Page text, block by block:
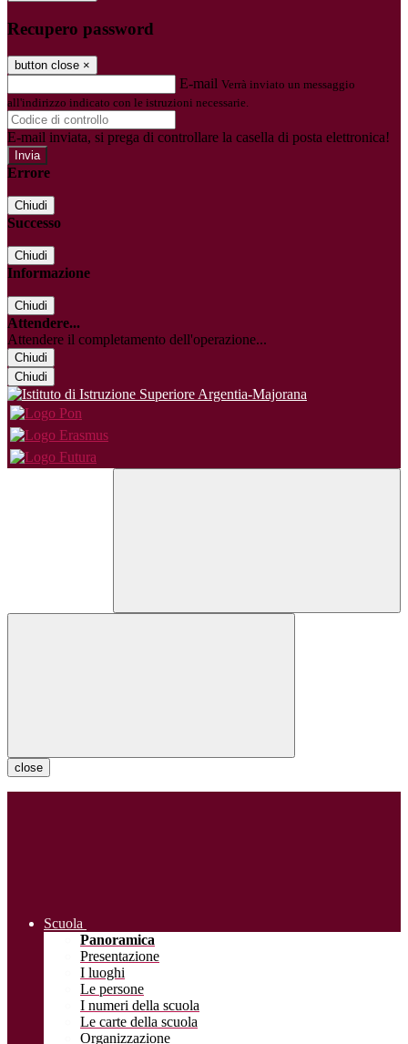
Recupero password
button close ×
E-mail Verrà inviato un messaggio
all'indirizzo indicato con le istruzioni necessarie.
E-mail inviata, si prega di controllare la casella di posta elettronica!
Errore
Chiudi
Successo
Chiudi
Informazione
Chiudi
Attendere...
Attendere il completamento dell'operazione...
Chiudi
Chiudi
close
Scuola
Panoramica
Presentazione
I luoghi
Le persone
I numeri della scuola
Le carte della scuola
Organizzazione